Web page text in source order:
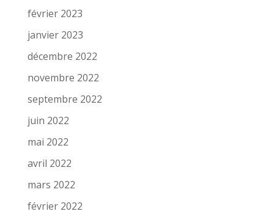
février 2023
janvier 2023
décembre 2022
novembre 2022
septembre 2022
juin 2022
mai 2022
avril 2022
mars 2022
février 2022